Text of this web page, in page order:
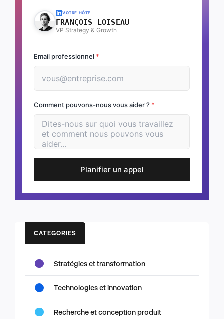
VOTRE HÔTE
FRANÇOIS LOISEAU
VP Strategy & Growth
Email professionnel *
Comment pouvons-nous vous aider ? *
Planifier un appel
CATEGORIES
Stratégies et transformation
Technologies et innovation
Recherche et conception produit